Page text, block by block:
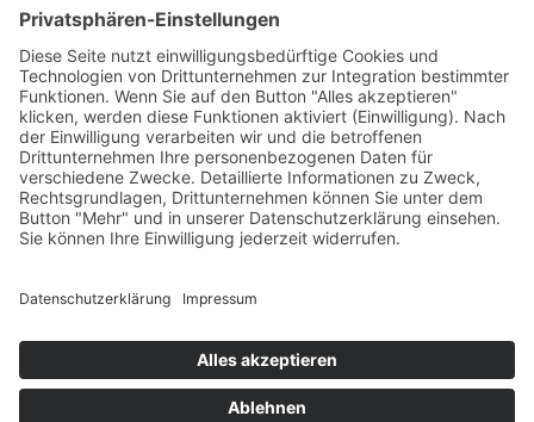
Wir wollen Ihr persönlicher Online Camping Spezialist
sein, der sich auf die Fahne geschrieben hat, der
zuverlässigste und preiswerteste Anbieter zu sein.
Wir sind ständig im Wachstum und wissen Ihr
Vertrauen zu schätzen.
Kay-Lucas Kaniewski